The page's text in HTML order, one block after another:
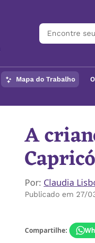
Mapa do Trabalho
A
Por: Claudia
Publicado em 27/
Compartilhe: